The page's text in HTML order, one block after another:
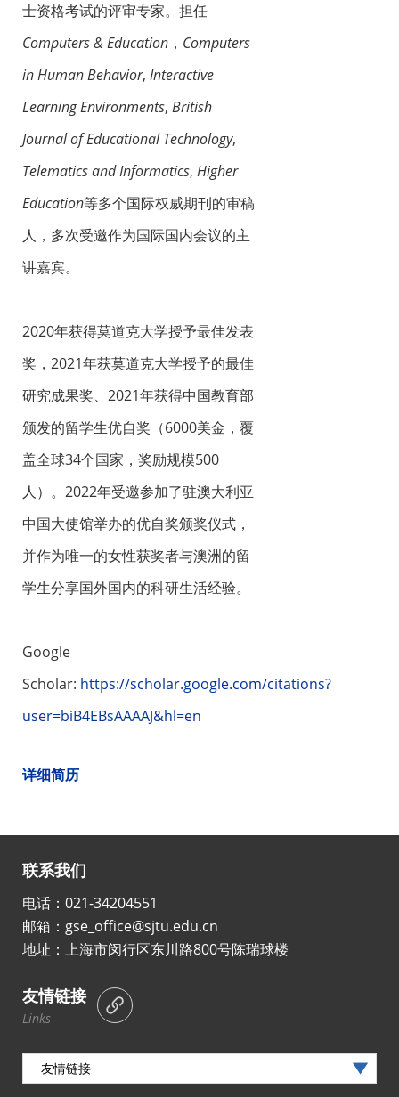
士资格考试的评审专家。担任
Computers & Education ， Computers
in Human Behavior, Interactive
Learning Environments, British
Journal of Educational Technology,
Telematics and Informatics, Higher
Education等多个国际权威期刊的审稿
人，多次受邀作为国际国内会议的主
讲嘉宾。
2020年获得莫道克大学授予最佳发表
奖，2021年获莫道克大学授予的最佳
研究成果奖、2021年获得中国教育部
颁发的留学生优自奖（6000美金，覆
盖全球34个国家，奖励规模500
人）。2022年受邀参加了驻澳大利亚
中国大使馆举办的优自奖颁奖仪式，
并作为唯一的女性获奖者与澳洲的留
学生分享国外国内的科研生活经验。
Google
Scholar: https://scholar.google.com/citations?
user=biB4EBsAAAAJ&hl=en
详细简历
联系我们
电话：021-34204551
邮箱：gse_office@sjtu.edu.cn
地址：上海市闵行区东川路800号陈瑞球楼
友情链接
Links
友情链接